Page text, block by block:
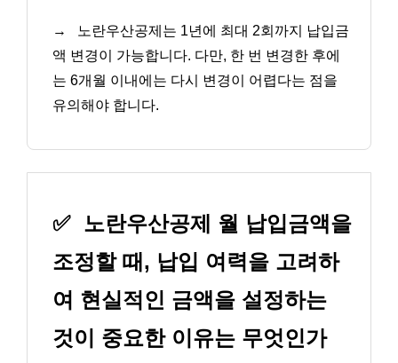
→
노란우산공제는 1년에 최대 2회까지 납입금
액 변경이 가능합니다. 다만, 한 번 변경한 후에
는 6개월 이내에는 다시 변경이 어렵다는 점을
유의해야 합니다.
✅ 노란우산공제 월 납입금액을
조정할 때, 납입 여력을 고려하
여 현실적인 금액을 설정하는
것이 중요한 이유는 무엇인가